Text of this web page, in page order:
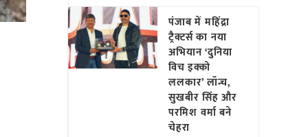
पंजाब में महिंद्रा
ट्रैक्टर्स का नया
अभियान ‘दुनिया
विच इक्को
ललकार’ लॉन्च,
सुखबीर सिंह और
परमिश वर्मा बने
चेहरा